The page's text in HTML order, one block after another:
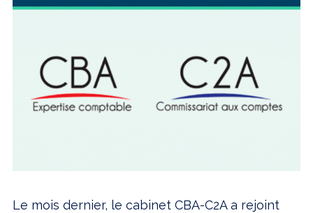
Le mois dernier, le cabinet CBA-C2A a rejoint